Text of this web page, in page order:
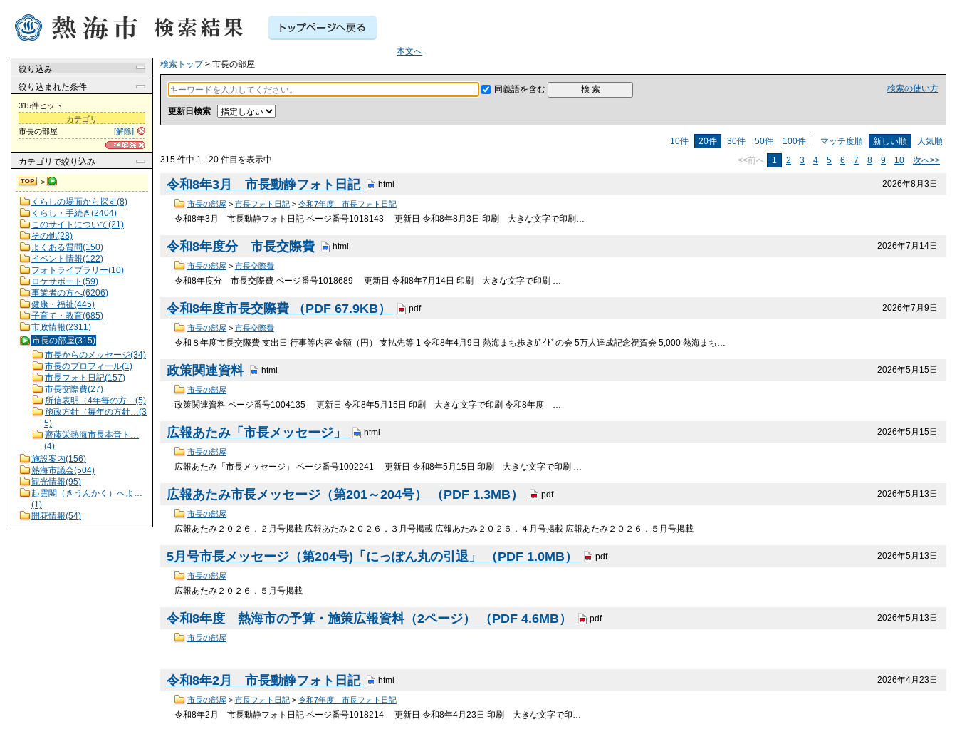
本文へ
絞り込み
絞り込まれた条件
315件ヒット
カテゴリ
[解除]
市長の部屋
カテゴリ で絞り込み
>
くらしの場面から探す(8)
くらし・手続き(2404)
このサイトについて(21)
その他(28)
よくある質問(150)
イベント情報(122)
フォトライブラリー(10)
ロケサポート(59)
事業者の方へ(6206)
健康・福祉(445)
子育て・教育(685)
市政情報(2311)
市長の部屋(315)
市長からのメッセージ(34)
市長のプロフィール(1)
市長フォト日記(157)
市長交際費(27)
所信表明（4年毎の方…(5)
施政方針（毎年の方針…(3
5)
齊藤栄熱海市長本音ト…
(4)
施設案内(156)
熱海市議会(504)
観光情報(95)
起雲閣（きうんかく）へよ…
(1)
開花情報(54)
検索トップ> 市長の部屋
検索の使い方
同義語を含む
更新日検索
10件 20件 30件 50件 100件 マッチ度順 新しい順
人気順
315 件中 1 - 20 件目を表示中
<<前へ 1 2 3 4 5 6 7 8 9 10 次へ>>
2026年8月3日
令和8年3月 市長動静フォト日記 html
市長の部屋 > 市長フォト日記> 令和7年度 市長フォト日記
令和8年3月 市長動静フォト日記 ページ番号1018143 更新日 令和8年8月3日 印刷 大きな文字で印刷…
2026年7月14日
令和8年度分 市長交際費 html
市長の部屋 > 市長交際費
令和8年度分 市長交際費 ページ番号1018689 更新日 令和8年7月14日 印刷 大きな文字で印刷 …
2026年7月9日
令和8年度市長交際費 （PDF 67.9KB） pdf
市長の部屋 > 市長交際費
令和８年度市長交際費 支出日 行事等内容 金額（円） 支払先等 1 令和8年4月9日 熱海まち歩きｶﾞｲﾄﾞの会 5万人達成記念祝賀会 5,000 熱海まち…
2026年5月15日
政策関連資料 html
市長の部屋
政策関連資料 ページ番号1004135 更新日 令和8年5月15日 印刷 大きな文字で印刷 令和8年度 …
2026年5月15日
広報あたみ「市長メッセージ」 html
市長の部屋
広報あたみ「市長メッセージ」 ページ番号1002241 更新日 令和8年5月15日 印刷 大きな文字で印刷 …
2026年5月13日
広報あたみ市長メッセージ（第201～204号） （PDF 1.3MB） pdf
市長の部屋
広報あたみ２０２６．２月号掲載 広報あたみ２０２６．３月号掲載 広報あたみ２０２６．４月号掲載 広報あたみ２０２６．５月号掲載
2026年5月13日
5月号市長メッセージ（第204号)「にっぽん丸の引退」 （PDF 1.0MB） pdf
市長の部屋
広報あたみ２０２６．５月号掲載
2026年5月13日
令和8年度 熱海市の予算・施策広報資料（2ページ） （PDF 4.6MB） pdf
市長の部屋
2026年4月23日
令和8年2月 市長動静フォト日記 html
市長の部屋 > 市長フォト日記> 令和7年度 市長フォト日記
令和8年2月 市長動静フォト日記 ページ番号1018214 更新日 令和8年4月23日 印刷 大きな文字で印…